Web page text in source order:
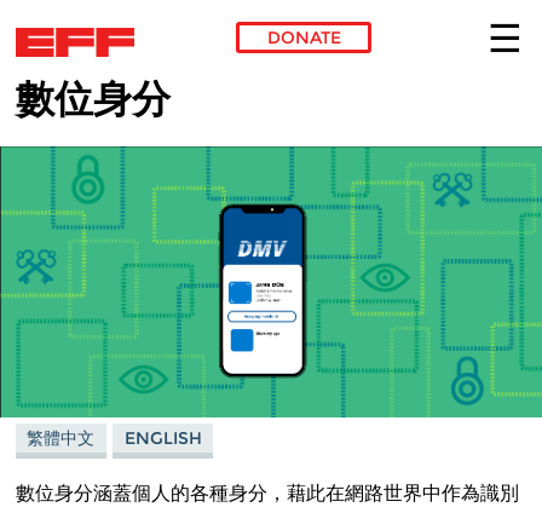
Skip to main content
DONATE
數位身分
繁體中文 ENGLISH
數位身分涵蓋個人的各種身分，藉此在網路世界中作為識別